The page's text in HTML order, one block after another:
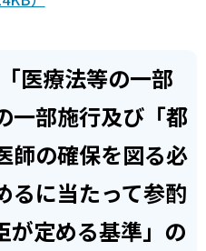
医療法等の一部
一部施行及び「都
師の確保を図る必
るに当たって参酌
が定める基準」の